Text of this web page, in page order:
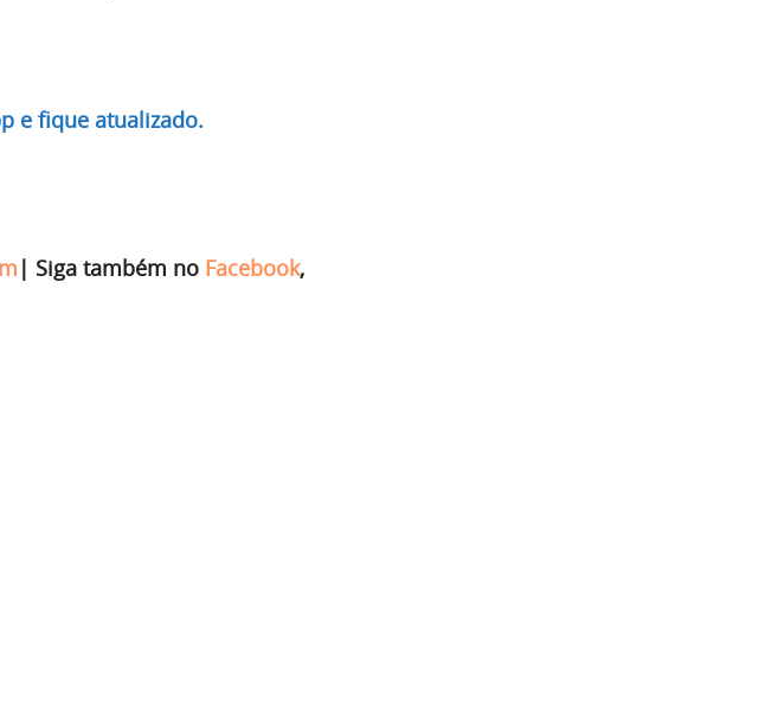
e fique atualizado.
| Siga também no Facebook,